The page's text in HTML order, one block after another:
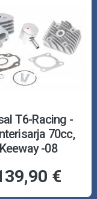
T6-Racing -
70cc,
Keeway -08
€